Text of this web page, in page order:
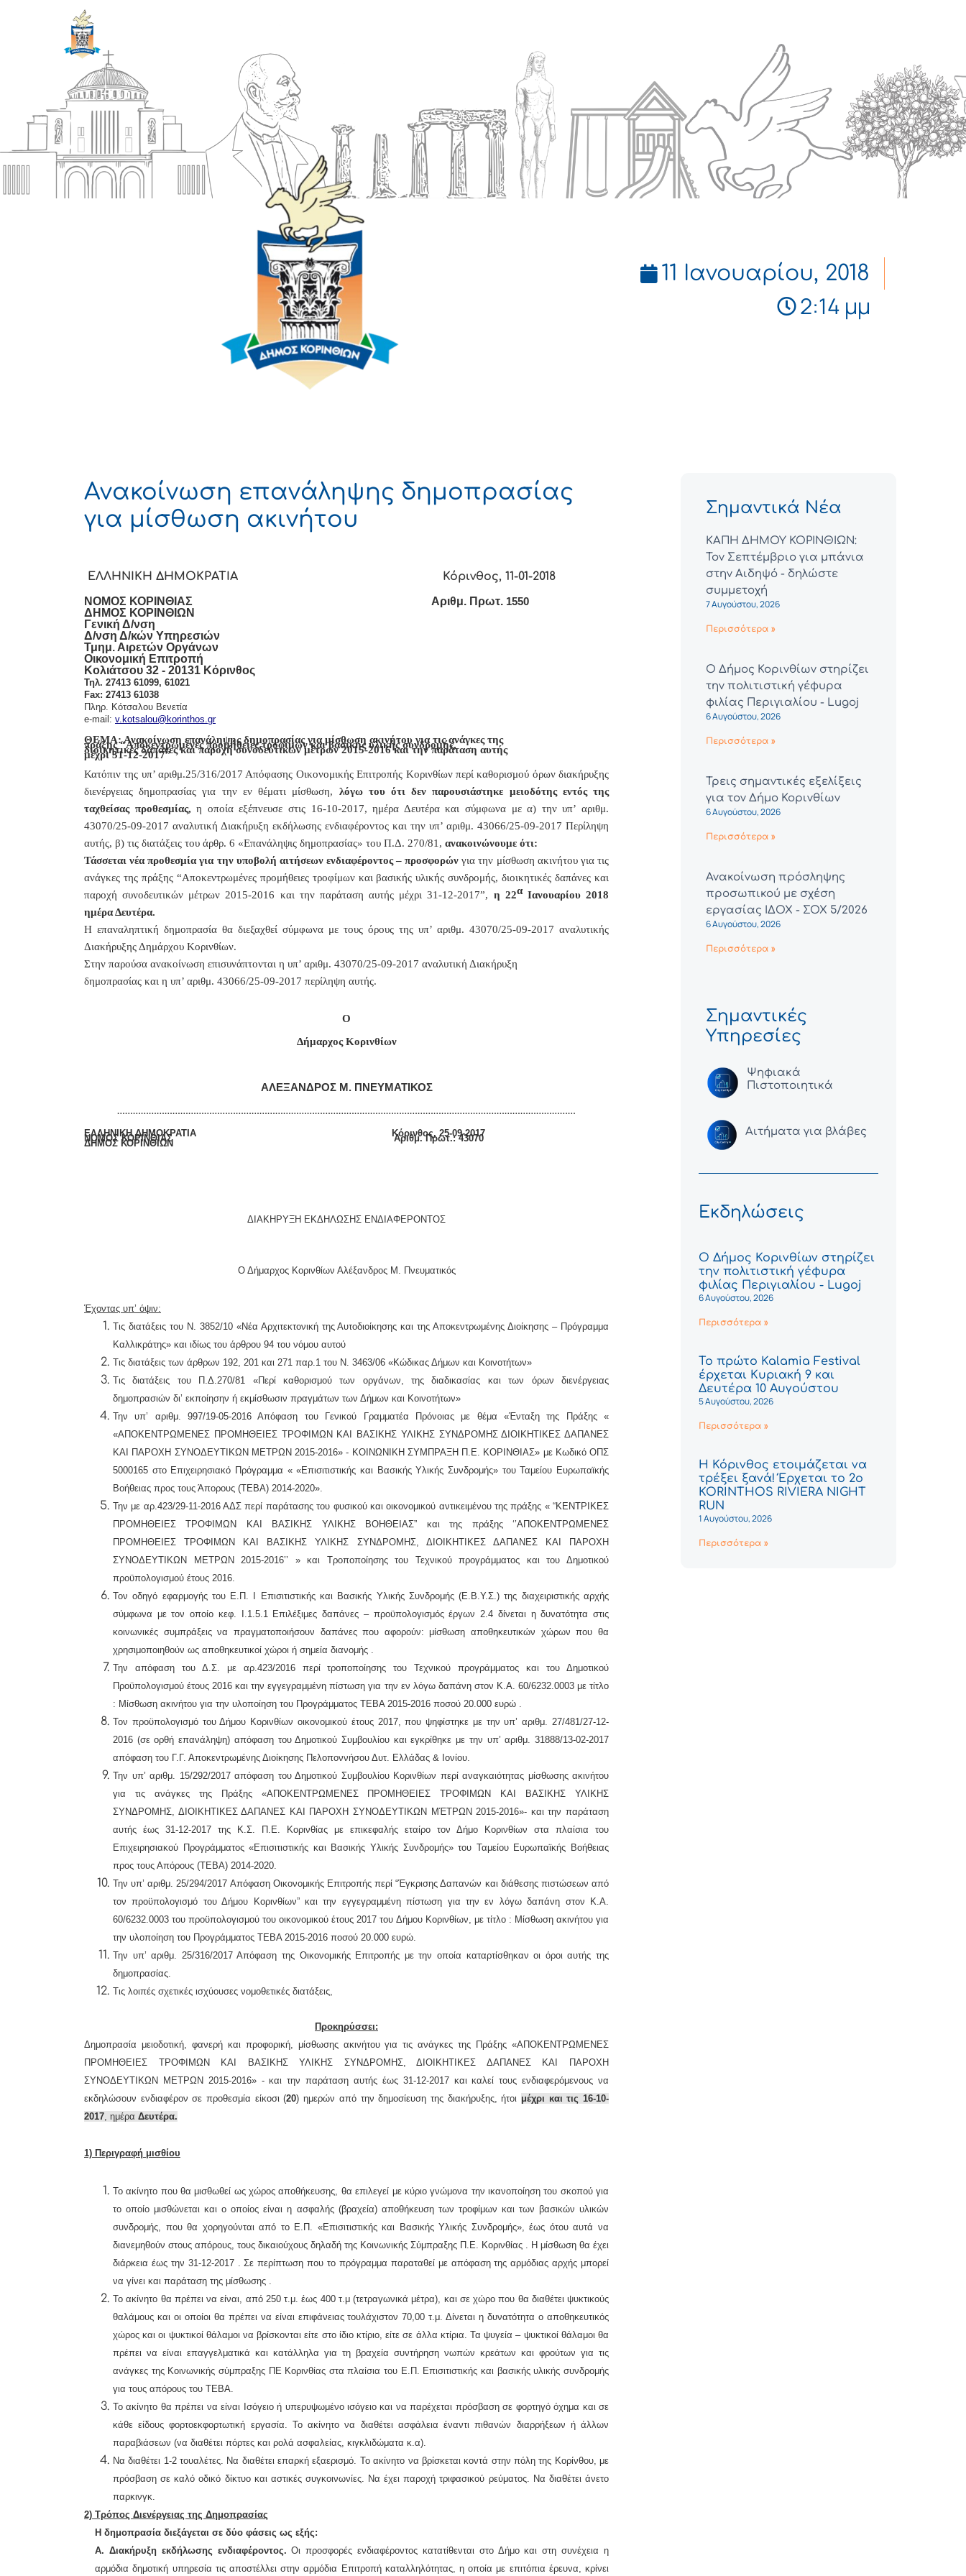
11 Ιανουαρίου, 2018
2:14 μμ
Ανακοίνωση επανάληψης δημοπρασίας
για μίσθωση ακινήτου
ΕΛΛΗΝΙΚΗ ΔΗΜΟΚΡΑΤΙΑ Κόρινθος, 11-01-2018
ΝΟΜΟΣ ΚΟΡΙΝΘΙΑΣ Αριθμ. Πρωτ. 1550
ΔΗΜΟΣ ΚΟΡΙΝΘΙΩΝ
Γενική Δ/νση
Δ/νση Δ/κών Υπηρεσιών
Τμημ. Αιρετών Οργάνων
Οικονομική Επιτροπή
Κολιάτσου 32 - 20131 Κόρινθος
Τηλ. 27413 61099, 61021
Fax: 27413 61038
Πληρ. Κότσαλου Βενετία
e-mail: v.kotsalou@korinthos gr
ΘΕΜΑ: Ανακοίνωση επανάληψης δημοπρασίας για μίσθωση ακινήτου για τις ανάγκες της
πράξης “Αποκεντρωμένες προμήθειες τροφίμων και βασικής υλικής συνδρομής,
διοικητικές δαπάνες και παροχή συνοδευτικών μέτρων 2015-2016 και την παράταση αυτής
μέχρι 31-12-2017”
Κατόπιν της υπ’ αριθμ.25/316/2017 Απόφασης Οικονομικής Επιτροπής Κορινθίων περί καθορισμού όρων διακήρυξης
διενέργειας δημοπρασίας για την εν θέματι μίσθωση, λόγω του ότι δεν παρουσιάστηκε μειοδότης εντός της
ταχθείσας προθεσμίας,η οποία εξέπνευσε στις 16-10-2017, ημέρα Δευτέρα και σύμφωνα με α) την υπ’ αριθμ.
43070/25-09-2017 αναλυτική Διακήρυξη εκδήλωσης ενδιαφέροντος και την υπ’ αριθμ. 43066/25-09-2017 Περίληψη
αυτής, β) τις διατάξεις του άρθρ. 6 «Επανάληψις δημοπρασίας» του Π.Δ. 270/81, ανακοινώνουμε ότι:
Τάσσεται νέα προθεσμία για την υποβολή αιτήσεων ενδιαφέροντος – προσφορών για την μίσθωση ακινήτου γιατις
ανάγκες της πράξης “Αποκεντρωμένες προμήθειες τροφίμων και βασικής υλικής συνδρομής, διοικητικές δαπάνες και
παροχή συνοδευτικών μέτρων 2015-2016 και την παράταση αυτής μέχρι 31-12-2017”, η 22αΙανουαρίου 2018
ημέρα Δευτέρα.
Η επαναληπτική δημοπρασία θα διεξαχθεί σύμφωνα με τους όρους της υπ’ αριθμ. 43070/25-09-2017 αναλυτικής
Διακήρυξης Δημάρχου Κορινθίων.
Στην παρούσα ανακοίνωση επισυνάπτονται η υπ’ αριθμ. 43070/25-09-2017 αναλυτική Διακήρυξη
δημοπρασίας και η υπ’ αριθμ. 43066/25-09-2017 περίληψη αυτής.
Ο
Δήμαρχος Κορινθίων
ΑΛΕΞΑΝΔΡΟΣ Μ. ΠΝΕΥΜΑΤΙΚΟΣ
…………………………………………………………………………………………………………………………………………………………
ΕΛΛΗΝΙΚΗ ΔΗΜΟΚΡΑΤΙΑ Κόρινθος, 25-09-2017
ΝΟΜΟΣ ΚΟΡΙΝΘΙΑΣ Αριθμ. Πρωτ.: 43070
ΔΗΜΟΣ ΚΟΡΙΝΘΙΩΝ
ΔΙΑΚΗΡΥΞΗ ΕΚΔΗΛΩΣΗΣ ΕΝΔΙΑΦΕΡΟΝΤΟΣ
Ο Δήμαρχος Κορινθίων Αλέξανδρος Μ. Πνευματικός
Έχοντας υπ’ όψιν:
Τις διατάξεις του Ν. 3852/10 «Νέα Αρχιτεκτονική της Αυτοδιοίκησης και της Αποκεντρωμένης Διοίκησης – Πρόγραμμα
Καλλικράτης» και ιδίως του άρθρου 94 του νόμου αυτού
Τις διατάξεις των άρθρων 192, 201 και 271 παρ.1 του Ν. 3463/06 «Κώδικας Δήμων και Κοινοτήτων»
Τις διατάξεις του Π.Δ.270/81 «Περί καθορισμού των οργάνων, της διαδικασίας και των όρων διενέργειας
δημοπρασιών δι’ εκποίησην ή εκμίσθωσιν πραγμάτων των Δήμων και Κοινοτήτων»
Την υπ’ αριθμ. 997/19-05-2016 Απόφαση του Γενικού Γραμματέα Πρόνοιας με θέμα «Ένταξη της Πράξης «
«ΑΠΟΚΕΝΤΡΩΜΕΝΕΣ ΠΡΟΜΗΘΕΙΕΣ ΤΡΟΦΙΜΩΝ ΚΑΙ ΒΑΣΙΚΗΣ ΥΛΙΚΗΣ ΣΥΝΔΡΟΜΗΣ ΔΙΟΙΚΗΤΙΚΕΣ ΔΑΠΑΝΕΣ
ΚΑΙ ΠΑΡΟΧΗ ΣΥΝΟΔΕΥΤΙΚΩΝ ΜΕΤΡΩΝ 2015-2016» - ΚΟΙΝΩΝΙΚΗ ΣΥΜΠΡΑΞΗ Π.Ε. ΚΟΡΙΝΘΙΑΣ» με Κωδικό ΟΠΣ
5000165 στο Επιχειρησιακό Πρόγραμμα « «Επισιτιστικής και Βασικής Υλικής Συνδρομής» του Ταμείου Ευρωπαϊκής
Βοήθειας προς τους Άπορους (ΤΕΒΑ) 2014-2020».
Την με αρ.423/29-11-2016 ΑΔΣ περί παράτασης του φυσικού και οικονομικού αντικειμένου της πράξης « “ΚΕΝΤΡΙΚΕΣ
ΠΡΟΜΗΘΕΙΕΣ ΤΡΟΦΙΜΩΝ ΚΑΙ ΒΑΣΙΚΗΣ ΥΛΙΚΗΣ ΒΟΗΘΕΙΑΣ” και της πράξης ‘’ΑΠΟΚΕΝΤΡΩΜΕΝΕΣ
ΠΡΟΜΗΘΕΙΕΣ ΤΡΟΦΙΜΩΝ ΚΑΙ ΒΑΣΙΚΗΣ ΥΛΙΚΗΣ ΣΥΝΔΡΟΜΗΣ, ΔΙΟΙΚΗΤΙΚΕΣ ΔΑΠΑΝΕΣ ΚΑΙ ΠΑΡΟΧΗ
ΣΥΝΟΔΕΥΤΙΚΩΝ ΜΕΤΡΩΝ 2015-2016’’ » και Τροποποίησης του Τεχνικού προγράμματος και του Δημοτικού
προϋπολογισμού έτους 2016.
Τον οδηγό εφαρμογής του Ε.Π. Ι Επισιτιστικής και Βασικής Υλικής Συνδρομής (Ε.Β.Υ.Σ.) της διαχειριστικής αρχής
σύμφωνα με τον οποίο κεφ. Ι.1.5.1 Επιλέξιμες δαπάνες – προϋπολογισμός έργων 2.4 δίνεται η δυνατότητα στις
κοινωνικές συμπράξεις να πραγματοποιήσουν δαπάνες που αφορούν: μίσθωση αποθηκευτικών χώρων που θα
χρησιμοποιηθούν ως αποθηκευτικοί χώροι ή σημεία διανομής .
Την απόφαση του Δ.Σ. με αρ.423/2016 περί τροποποίησης του Τεχνικού προγράμματος και του Δημοτικού
Προϋπολογισμού έτους 2016 και την εγγεγραμμένη πίστωση για την εν λόγω δαπάνη στον Κ.Α. 60/6232.0003με τίτλο
: Μίσθωση ακινήτου για την υλοποίηση του Προγράμματος ΤΕΒΑ 2015-2016 ποσού 20.000 ευρώ .
Τον προϋπολογισμό του Δήμου Κορινθίων οικονομικού έτους 2017,που ψηφίστηκε με τηνυπ’ αριθμ . 27/481/27-12-
2016 (σε ορθή επανάληψη) απόφαση του Δημοτικού Συμβουλίου και εγκρίθηκε με την υπ’ αριθμ . 31888/13-02-2017
απόφαση του Γ.Γ. Αποκεντρωμένης Διοίκησης Πελοποννήσου Δυτ. Ελλάδας & Ιονίου.
Την υπ’ αριθμ. 15/292/2017 απόφαση του Δημοτικού Συμβουλίου Κορινθίων περί αναγκαιότητας μίσθωσης ακινήτου
για τις ανάγκες της Πράξης «ΑΠΟΚΕΝΤΡΩΜΕΝΕΣ ΠΡΟΜΗΘΕΙΕΣ ΤΡΟΦΙΜΩΝ ΚΑΙ ΒΑΣΙΚΗΣ ΥΛΙΚΗΣ
ΣΥΝΔΡΟΜΗΣ, ΔΙΟΙΚΗΤΙΚΕΣ ΔΑΠΑΝΕΣ ΚΑΙ ΠΑΡΟΧΗ ΣΥΝΟΔΕΥΤΙΚΩΝ ΜΈΤΡΩΝ 2015-2016»- και την παράταση
αυτής έως 31-12-2017 της Κ.Σ. Π.Ε. Κορινθίας με επικεφαλής εταίρο τον Δήμο Κορινθίων στα πλαίσια του
Επιχειρησιακού Προγράμματος «Επισιτιστικής και Βασικής Υλικής Συνδρομής» του Ταμείου Ευρωπαϊκής Βοήθειας
προς τους Απόρους (ΤΕΒΑ) 2014-2020.
Την υπ’ αριθμ. 25/294/2017 Απόφαση Οικονομικής Επιτροπής περί “Έγκρισης Δαπανών και διάθεσης πιστώσεων από
τον προϋπολογισμό του Δήμου Κορινθίων” καιτην εγγεγραμμένη πίστωση για την εν λόγω δαπάνη στον Κ.Α.
60/6232.0003 του προϋπολογισμού του οικονομικού έτους 2017 του Δήμου Κορινθίων, με τίτλο : Μίσθωση ακινήτου για
την υλοποίηση του Προγράμματος ΤΕΒΑ 2015-2016 ποσού 20.000 ευρώ.
Την υπ’ αριθμ. 25/316/2017 Απόφαση της Οικονομικής Επιτροπής με την οποία καταρτίσθηκαν οι όροι αυτής της
δημοπρασίας.
Τις λοιπές σχετικές ισχύουσες νομοθετικές διατάξεις,
Προκηρύσσει:
Δημοπρασία μειοδοτική, φανερή και προφορική, μίσθωσης ακινήτου για τις ανάγκες της Πράξης«ΑΠΟΚΕΝΤΡΩΜΕΝΕΣ
ΠΡΟΜΗΘΕΙΕΣ ΤΡΟΦΙΜΩΝ ΚΑΙ ΒΑΣΙΚΗΣ ΥΛΙΚΗΣ ΣΥΝΔΡΟΜΗΣ, ΔΙΟΙΚΗΤΙΚΕΣ ΔΑΠΑΝΕΣ ΚΑΙ ΠΑΡΟΧΗ
ΣΥΝΟΔΕΥΤΙΚΩΝ ΜΕΤΡΩΝ 2015-2016» - και την παράταση αυτής έως 31-12-2017 και καλεί τους ενδιαφερόμενους να
εκδηλώσουν ενδιαφέρον σεπροθεσμία είκοσι(20) ημερών από την δημοσίευση της διακήρυξης, ήτοι μέχρι και τις 16-10-
2017 , ημέρα Δευτέρα.
1) Περιγραφή μισθίου
Το ακίνητο που θα μισθωθεί ως χώρος αποθήκευσης, θα επιλεγεί με κύριο γνώμονα την ικανοποίηση του σκοπού για
το οποίο μισθώνεται και ο οποίος είναι η ασφαλής (βραχεία) αποθήκευση των τροφίμων και των βασικών υλικών
συνδρομής, που θα χορηγούνται από το Ε.Π. «Επισιτιστικής και Βασικής Υλικής Συνδρομής», έως ότου αυτά να
διανεμηθούν στους απόρους, τους δικαιούχους δηλαδή της Κοινωνικής Σύμπραξης Π.Ε. Κορινθίας . Η μίσθωση θα έχει
διάρκεια έως την 31-12-2017 . Σε περίπτωση που το πρόγραμμα παραταθεί με απόφαση της αρμόδιας αρχής μπορεί
να γίνει και παράταση της μίσθωσης .
Το ακίνητο θα πρέπει να είναι, από 250 τ.μ. έως 400 τ.μ (τετραγωνικά μέτρα), και σε χώρο που θα διαθέτει ψυκτικούς
θαλάμους και οι οποίοι θα πρέπει να είναι επιφάνειας τουλάχιστον 70,00 τ.μ. Δίνεται η δυνατότητα ο αποθηκευτικός
χώρος και οι ψυκτικοί θάλαμοι να βρίσκονται είτε στο ίδιο κτίριο, είτε σε άλλα κτίρια. Τα ψυγεία – ψυκτικοί θάλαμοι θα
πρέπει να είναι επαγγελματικά και κατάλληλα για τη βραχεία συντήρηση νωπών κρεάτων και φρούτων για τις
ανάγκες της Κοινωνικής σύμπραξης ΠΕ Κορινθίας στα πλαίσια του Ε.Π. Επισιτιστικής και βασικής υλικής συνδρομής
για τους απόρους του ΤΕΒΑ.
Το ακίνητο θα πρέπει να είναι Ισόγειο ή υπερυψωμένο ισόγειο και να παρέχεται πρόσβαση σε φορτηγό όχημα και σε
κάθε είδους φορτοεκφορτωτική εργασία. Το ακίνητο να διαθέτει ασφάλεια έναντι πιθανών διαρρήξεων ή άλλων
παραβιάσεων (να διαθέτει πόρτες και ρολά ασφαλείας, κιγκλιδώματα κ.α).
Να διαθέτει 1-2 τουαλέτες. Να διαθέτει επαρκή εξαερισμό. Το ακίνητο να βρίσκεται κοντά στην πόλη της Κορίνθου, με
πρόσβαση σε καλό οδικό δίκτυο και αστικές συγκοινωνίες. Να έχει παροχή τριφασικού ρεύματος. Να διαθέτει άνετο
παρκινγκ.
2) Τρόπος Διενέργειας της Δημοπρασίας
Η δημοπρασία διεξάγεται σε δύο φάσεις ως εξής:
Α. Διακήρυξη εκδήλωσης ενδιαφέροντος.Οι προσφορές ενδιαφέροντος κατατίθενται στο Δήμο και στη συνέχεια η
αρμόδια δημοτική υπηρεσία τις αποστέλλει στην αρμόδια Επιτροπή καταλληλότητας, η οποία με επιτόπια έρευνα, κρίνει
Σημαντικά Νέα
ΚΑΠΗ ΔΗΜΟΥ ΚΟΡΙΝΘΙΩΝ:
Τον Σεπτέμβριο για μπάνια
στην Αιδηψό - δηλώστε
συμμετοχή
7 Αυγούστου, 2026
Περισσότερα »
Ο Δήμος Κορινθίων στηρίζει
την πολιτιστική γέφυρα
φιλίας Περιγιαλίου - Lugoj
6 Αυγούστου, 2026
Περισσότερα »
Τρεις σημαντικές εξελίξεις
για τον Δήμο Κορινθίων
6 Αυγούστου, 2026
Περισσότερα »
Ανακοίνωση πρόσληψης
προσωπικού με σχέση
εργασίας ΙΔΟΧ - ΣΟΧ 5/2026
6 Αυγούστου, 2026
Περισσότερα »
Σημαντικές
Υπηρεσίες
Ψηφιακά
Πιστοποιητικά
Αιτήματα για βλάβες
Εκδηλώσεις
Ο Δήμος Κορινθίων στηρίζει
την πολιτιστική γέφυρα
φιλίας Περιγιαλίου - Lugoj
6 Αυγούστου, 2026
Περισσότερα »
Το πρώτο Kalamia Festival
έρχεται Κυριακή 9 και
Δευτέρα 10 Αυγούστου
5 Αυγούστου, 2026
Περισσότερα »
Η Κόρινθος ετοιμάζεται να
τρέξει ξανά! Έρχεται το 2ο
KORINTHOS RIVIERA NIGHT
RUN
1 Αυγούστου, 2026
Περισσότερα »